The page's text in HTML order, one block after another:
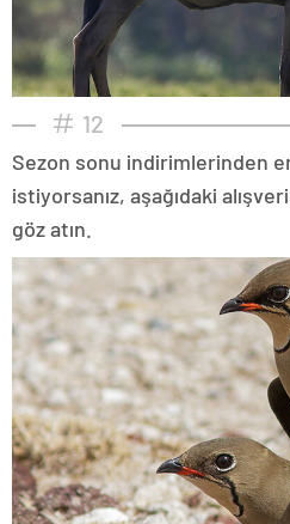
12
Sezon sonu indirimlerinden
istiyorsanız, aşağıdaki
göz atın.